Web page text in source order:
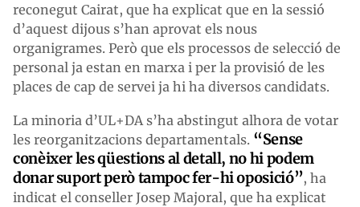
reconegut Cairat, que ha explicat que en la sessió
d’aquest dijous s’han aprovat els nous
organigrames. Però que els processos de selecció de
personal ja estan en marxa i per la provisió de les
places de cap de servei ja hi ha diversos candidats.
La minoria d’UL+DA s’ha abstingut alhora de votar
les reorganitzacions departamentals. “Sense
conèixer les qüestions al detall, no hi podem
donar suport però tampoc fer-hi oposició”, ha
indicat el conseller Josep Majoral, que ha explicat